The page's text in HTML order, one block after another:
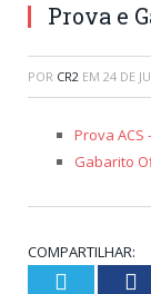
Prova e
POR CR2 EM 24 DE
Prova ACS
Gabarito
COMPARTILHAR:
Twitter